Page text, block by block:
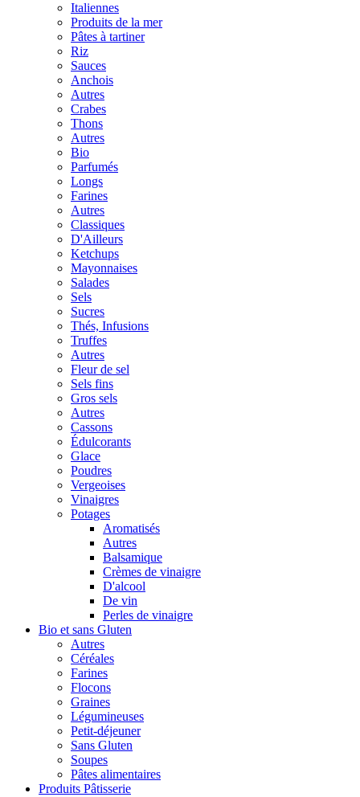
Italiennes
Produits de la mer
Pâtes à tartiner
Riz
Sauces
Anchois
Autres
Crabes
Thons
Autres
Bio
Parfumés
Longs
Farines
Autres
Classiques
D'Ailleurs
Ketchups
Mayonnaises
Salades
Sels
Sucres
Thés, Infusions
Truffes
Autres
Fleur de sel
Sels fins
Gros sels
Autres
Cassons
Édulcorants
Glace
Poudres
Vergeoises
Vinaigres
Potages
Aromatisés
Autres
Balsamique
Crèmes de vinaigre
D'alcool
De vin
Perles de vinaigre
Bio et sans Gluten
Autres
Céréales
Farines
Flocons
Graines
Légumineuses
Petit-déjeuner
Sans Gluten
Soupes
Pâtes alimentaires
Produits Pâtisserie